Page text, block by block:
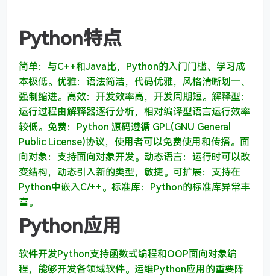
Python特点
简单：与C++和Java比，Python的入门门槛、学习成
本极低。 优雅：语法简洁，代码优雅，风格清晰划一、
强制缩进。 高效：开发效率高，开发周期短。 解释型：
运行过程由解释器逐行分析，相对编译型语言运行效率
较低。 免费：Python 源码遵循 GPL(GNU General
Public License)协议，使用者可以免费使用和传播。 面
向对象：支持面向对象开发。 动态语言：运行时可以改
变结构，动态引入新的类型，敏捷。 可扩展：支持在
Python中嵌入C/++。 标准库：Python的标准库异常丰
富。
Python应用
软件开发Python支持函数式编程和OOP面向对象编
程，能够开发各领域软件。 运维Python应用的重要阵